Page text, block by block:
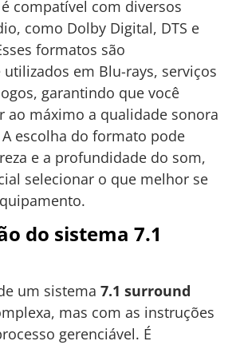
é compatível com diversos
como Dolby Digital, DTS e
formatos são
em Blu-rays, serviços
garantindo que você
ao máximo a qualidade sonora
escolha do formato pode
e a profundidade do som,
selecionar o que melhor se
do sistema 7.1
um sistema 7.1 surround
mas com as instruções
gerenciável. É